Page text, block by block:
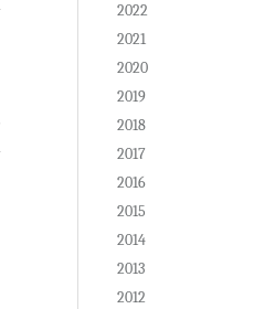
2022
2021
2020
2019
2018
2017
2016
2015
2014
2013
2012